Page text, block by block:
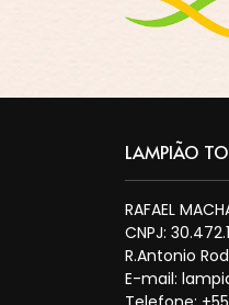
LAMPIÃO
RAFAEL
CNPJ:
R.Antonio
E-mail: